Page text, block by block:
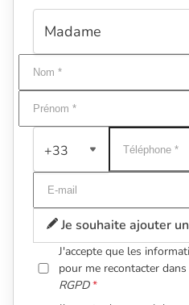
+33
Je souhaite ajouter
J'accepte que les
pour me recontacter
RGPD